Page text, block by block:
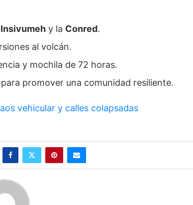
Insivumeh y la Conred.
al volcán.
y mochila de 72 horas.
promover una comunidad resiliente.
vehicular y calles colapsadas